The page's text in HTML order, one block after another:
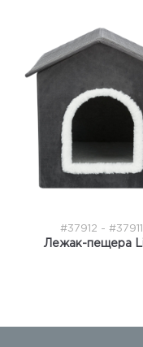
#37912 - #37911
Лежак-пещера